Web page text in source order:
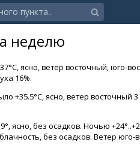
неделю
ясно, ветер восточный, юго-
16%.
+35.5°C, ясно, ветер
ясно, без осадков. Ночью
без осадков. Ветер